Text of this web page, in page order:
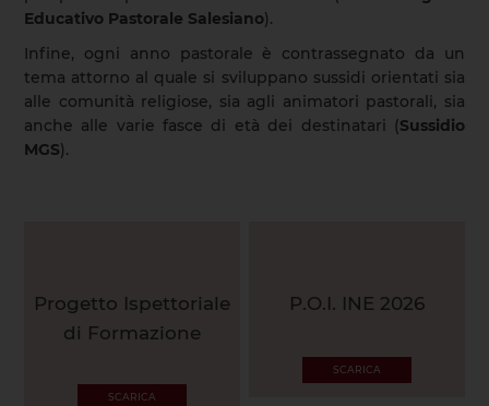
Educativo Pastorale Salesiano).
Infine, ogni anno pastorale è contrassegnato da un
tema attorno al quale si sviluppano sussidi orientati sia
alle comunità religiose, sia agli animatori pastorali, sia
anche alle varie fasce di età dei destinatari (Sussidio
MGS).
Progetto Ispettoriale
di Formazione
SCARICA
P.O.I. INE 2026
SCARICA